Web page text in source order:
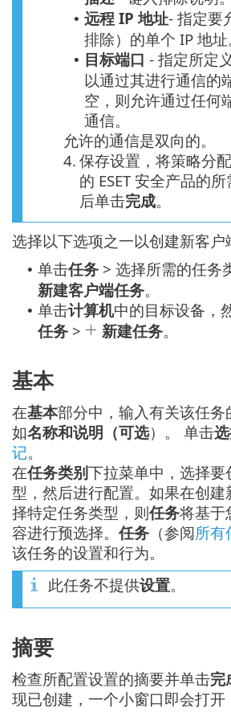
• 远程 IP 地址- 指定要
排除）的单个 IP 地址
• 目标端口 - 指定所定
以通过其进行通信的
空，则允许通过任何
通信。
允许的通信是双向的。
4. 保存设置，将策略分
的 ESET 安全产品的
后单击完成。
选择以下选项之一以创建新客户
• 单击任务 > 选择所需的任务
新建客户端任务。
• 单击计算机中的目标设备，
任务 > 新建任务。
基本
在基本部分中，输入有关该任务
如名称和说明（可选）。 单击
记。
在任务类别下拉菜单中，选择要
型，然后进行配置。如果在创
择特定任务类型，则任务将基于
容进行预选择。 任务 （参阅所有
该任务的设置和行为。
此任务不提供设置。
摘要
检查所配置设置的摘要并单击完
现已创建，一个小窗口即会打开